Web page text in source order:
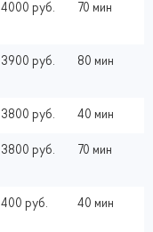
4000 руб. 70 мин
3900 руб. 80 мин
3800 руб. 40 мин
3800 руб. 70 мин
400 руб. 40 мин